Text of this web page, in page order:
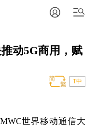
动5G商用，赋
T中
世界移动通信大